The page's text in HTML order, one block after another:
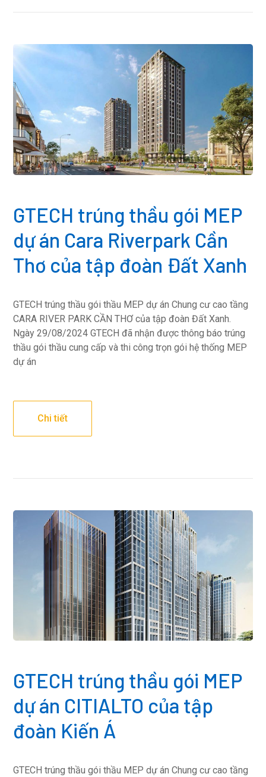
GTECH trúng thầu gói MEP
dự án Cara Riverpark Cần
Thơ của tập đoàn Đất Xanh
GTECH trúng thầu gói thầu MEP dự án Chung cư cao tầng
CARA RIVER PARK CẦN THƠ của tập đoàn Đất Xanh.
Ngày 29/08/2024 GTECH đã nhận được thông báo trúng
thầu gói thầu cung cấp và thi công trọn gói hệ thống MEP
dự án
Chi tiết
GTECH trúng thầu gói MEP
dự án CITIALTO của tập
đoàn Kiến Á
GTECH trúng thầu gói thầu MEP dự án Chung cư cao tầng